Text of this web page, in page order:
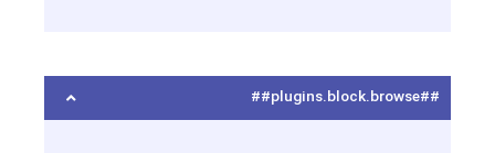
##plugins.block.browse##